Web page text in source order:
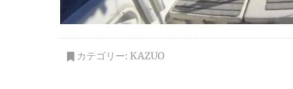
カテゴリー: KAZUO